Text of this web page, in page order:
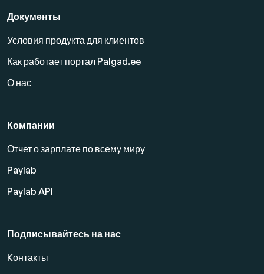
Документы
Условия продукта для клиентов
Как работает портал Palgad.ee
О нас
Компании
Отчет о зарплате по всему миру
Paylab
Paylab API
Подписывайтесь на нас
Kонтакты